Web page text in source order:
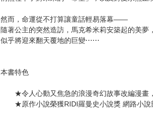
她親手裝飾整座城堡,跨越了無數自卑與隔閡，
在眾人的接納中，品味著平生第一次的安穩日常
相信自己也值得被如此熱烈地愛著。
在克里普司城堡共度的寒冬，在馬克希米莉安的
悄然種下了對未來的「希望」，以及對愛永無止